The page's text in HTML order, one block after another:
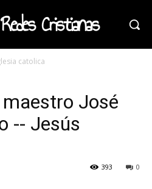
Redes Cristianas
catolica
José
-- Jesús
0
393